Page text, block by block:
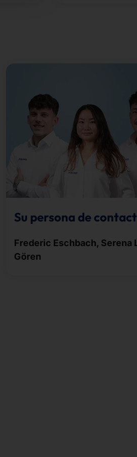
Su persona de
Frederic Eschbach, Serena
Gören